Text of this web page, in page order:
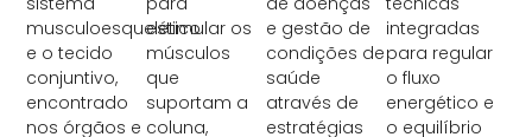
musculoesquelético
e o tecido
conjuntivo,
encontrado
nos órgãos e
estimular os
músculos
que
suportam a
coluna,
e gestão de
condições de
saúde
através de
estratégias
integradas
para regular
o fluxo
energético e
o equilíbrio